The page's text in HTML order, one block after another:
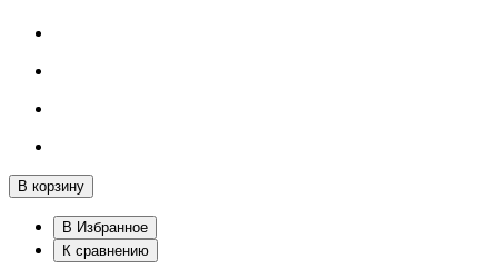
В корзину
В Избранное
К сравнению